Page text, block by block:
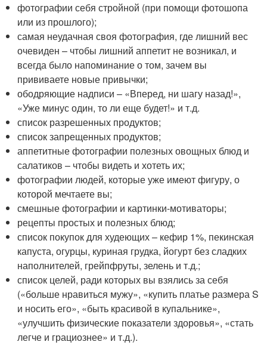
фотографии себя стройной (при помощи фотошопа
или из прошлого);
самая неудачная своя фотография, где лишний вес
очевиден – чтобы лишний аппетит не возникал, и
всегда было напоминание о том, зачем вы
прививаете новые привычки;
ободряющие надписи – «Вперед, ни шагу назад!»,
«Уже минус один, то ли еще будет!» и т.д.
список разрешенных продуктов;
список запрещенных продуктов;
аппетитные фотографии полезных овощных блюд и
салатиков – чтобы видеть и хотеть их;
фотографии людей, которые уже имеют фигуру, о
которой мечтаете вы;
смешные фотографии и картинки-мотиваторы;
рецепты простых и полезных блюд;
список покупок для худеющих – кефир 1%, пекинская
капуста, огурцы, куриная грудка, йогурт без сладких
наполнителей, грейпфруты, зелень и т.д.;
список целей, ради которых вы взялись за себя
(«больше нравиться мужу», «купить платье размера S
и носить его», «быть красивой в купальнике»,
«улучшить физические показатели здоровья», «стать
легче и грациознее» и т.д.).